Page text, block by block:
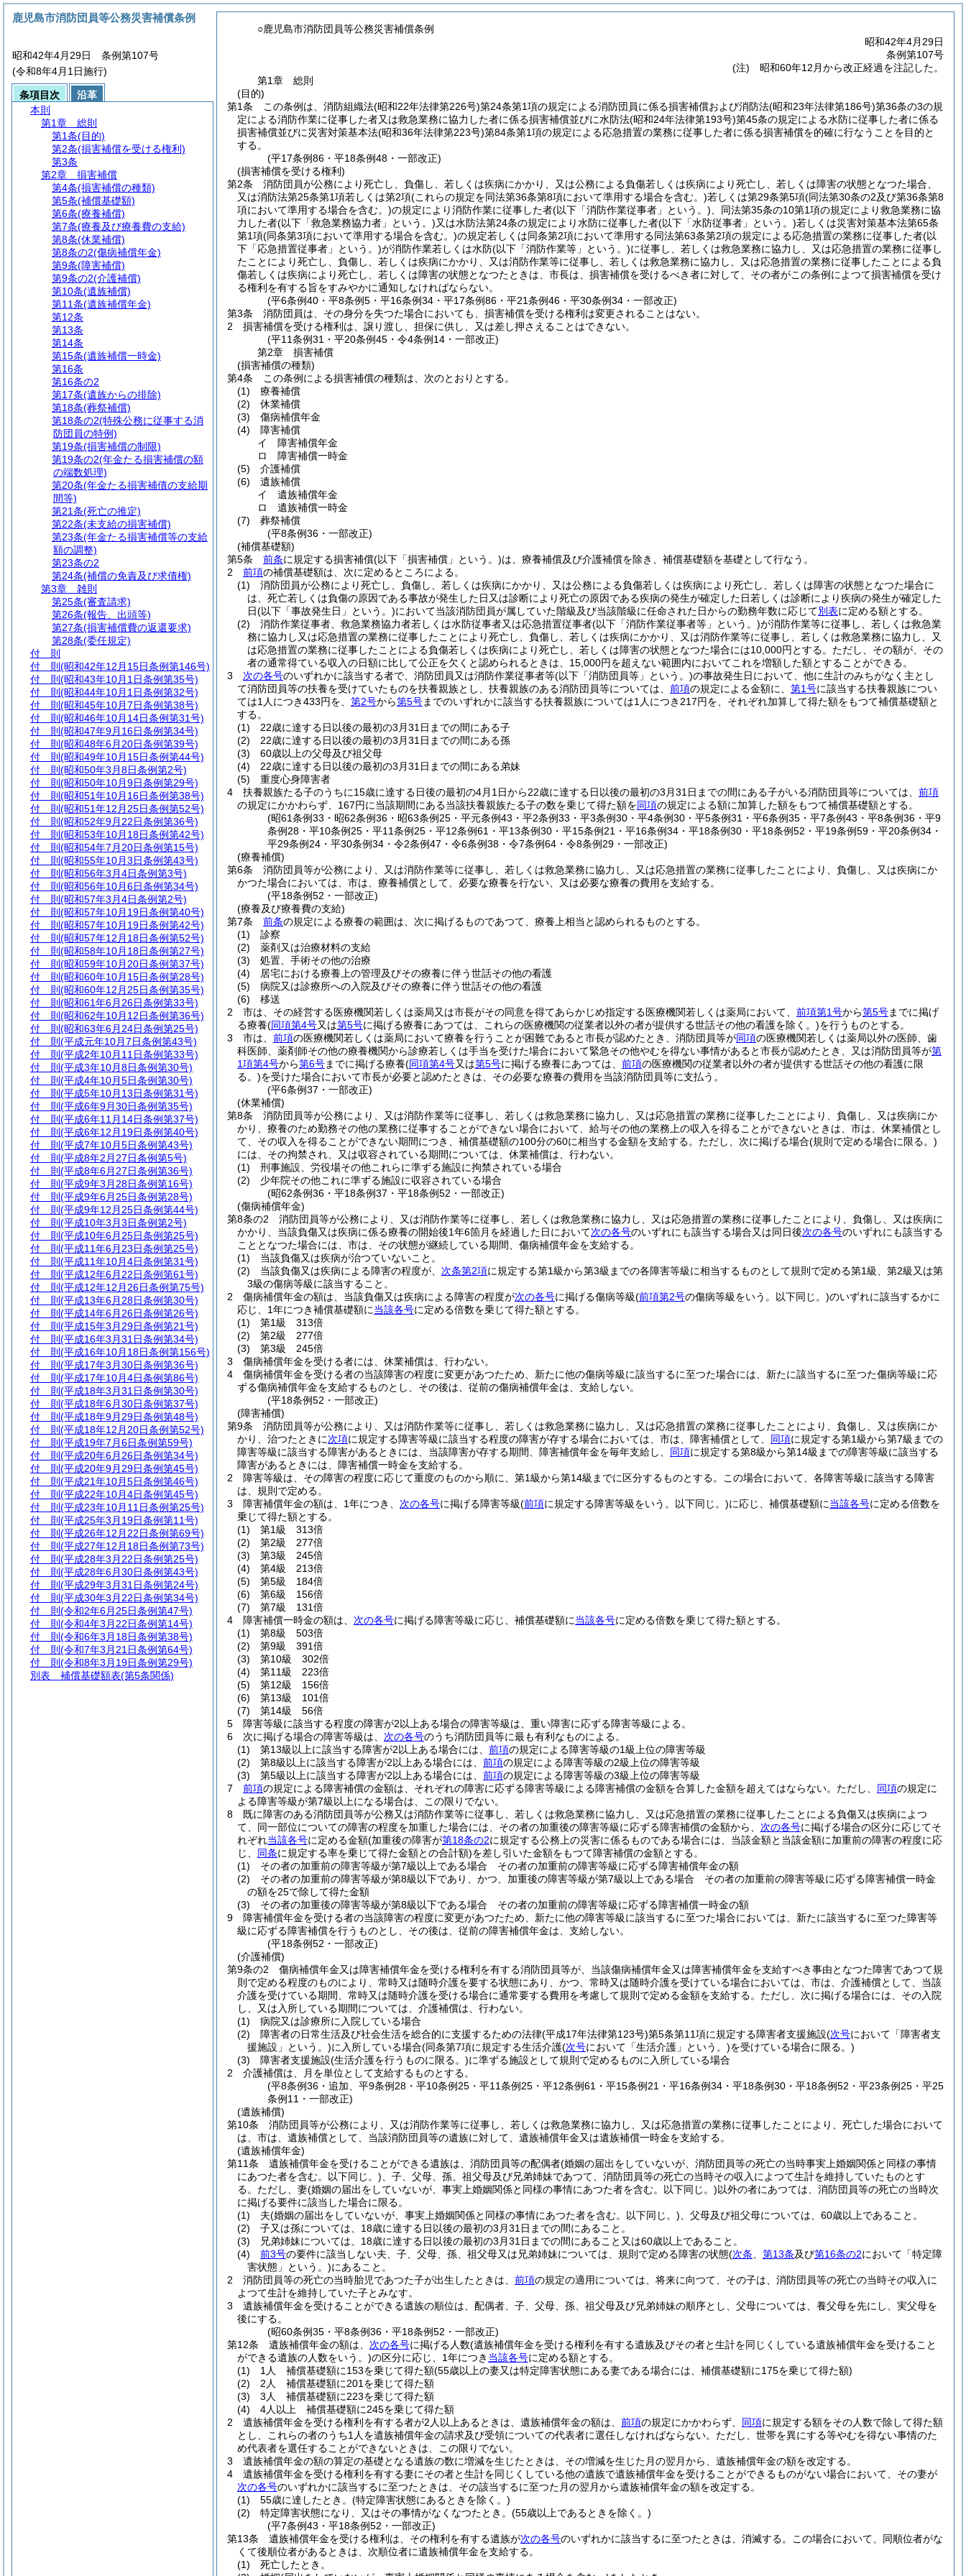
○鹿児島市消防団員等公務災害補償条例
昭和42年4月29日
条例第107号
(注) 昭和60年12月から改正経過を注記した。
第1章
総則
(目的)
第1条
この条例は、消防組織法(昭和22年法律第226号)第24条第1項の規定による消防団員に係る損害補償および消防法(昭和23年法律第186号)第36条の3の規
定による消防作業に従事した者又は救急業務に協力した者に係る損害補償並びに水防法(昭和24年法律第193号)第45条の規定による水防に従事した者に係る
損害補償並びに災害対策基本法(昭和36年法律第223号)第84条第1項の規定による応急措置の業務に従事した者に係る損害補償を的確に行なうことを目的と
する。
(平17条例86・平18条例48・一部改正)
(損害補償を受ける権利)
第2条
消防団員が公務により死亡し、負傷し、若しくは疾病にかかり、又は公務による負傷若しくは疾病により死亡し、若しくは障害の状態となつた場合、
又は消防法第25条第1項若しくは第2項(これらの規定を同法第36条第8項において準用する場合を含む。)若しくは第29条第5項(同法第30条の2及び第36条第8
項において準用する場合を含む。)の規定により消防作業に従事した者(以下「消防作業従事者」という。) 、同法第35条の10第1項の規定により救急業務に協
力した者(以下「救急業務協力者」という。)又は水防法第24条の規定により水防に従事した者(以下「水防従事者」という。)若しくは災害対策基本法第65条
第1項(同条第3項において準用する場合を含む。)の規定若しくは同条第2項において準用する同法第63条第2項の規定による応急措置の業務に従事した者(以
下「応急措置従事者」という。)が消防作業若しくは水防(以下「消防作業等」という。)に従事し、若しくは救急業務に協力し、又は応急措置の業務に従事し
たことにより死亡し、負傷し、若しくは疾病にかかり、又は消防作業等に従事し、若しくは救急業務に協力し、又は応急措置の業務に従事したことによる負
傷若しくは疾病により死亡し、若しくは障害の状態となつたときは、市長は、損害補償を受けるべき者に対して、その者がこの条例によつて損害補償を受け
る権利を有する旨をすみやかに通知しなければならない。
(平6条例40・平8条例5・平16条例34・平17条例86・平21条例46・平30条例34・一部改正)
第3条
消防団員は、その身分を失つた場合においても、損害補償を受ける権利は変更されることはない。
2
損害補償を受ける権利は、譲り渡し、担保に供し、又は差し押さえることはできない。
(平11条例31・平20条例45・令4条例14・一部改正)
第2章
損害補償
(損害補償の種類)
第4条
この条例による損害補償の種類は、次のとおりとする。
(1)
療養補償
(2)
休業補償
(3)
傷病補償年金
(4)
障害補償
イ 障害補償年金
ロ 障害補償一時金
(5)
介護補償
(6)
遺族補償
イ 遺族補償年金
ロ 遺族補償一時金
(7)
葬祭補償
(平8条例36・一部改正)
(補償基礎額)
第5条
前条に規定する損害補償(以下「損害補償」という。)は、療養補償及び介護補償を除き、補償基礎額を基礎として行なう。
2
前項の補償基礎額は、次に定めるところによる。
(1)
消防団員が公務により死亡し、負傷し、若しくは疾病にかかり、又は公務による負傷若しくは疾病により死亡し、若しくは障害の状態となつた場合に
は、死亡若しくは負傷の原因である事故が発生した日又は診断により死亡の原因である疾病の発生が確定した日若しくは診断により疾病の発生が確定した
日(以下「事故発生日」という。)において当該消防団員が属していた階級及び当該階級に任命された日からの勤務年数に応じて別表に定める額とする。
(2)
消防作業従事者、救急業務協力者若しくは水防従事者又は応急措置従事者(以下「消防作業従事者等」という。)が消防作業等に従事し、若しくは救急業
務に協力し又は応急措置の業務に従事したことにより死亡し、負傷し、若しくは疾病にかかり、又は消防作業等に従事し、若しくは救急業務に協力し、又
は応急措置の業務に従事したことによる負傷若しくは疾病により死亡し、若しくは障害の状態となつた場合には10,000円とする。 ただし、その額が、その
者の通常得ている収入の日額に比して公正を欠くと認められるときは、15,000円を超えない範囲内においてこれを増額した額とすることができる。
3
次の各号のいずれかに該当する者で、消防団員又は消防作業従事者等(以下「消防団員等」という。)の事故発生日において、他に生計のみちがなく主とし
て消防団員等の扶養を受けていたものを扶養親族とし、扶養親族のある消防団員等については、 前項の規定による金額に、 第1号に該当する扶養親族につい
ては1人につき433円を、 第2号から第5号までのいずれかに該当する扶養親族については1人につき217円を、それぞれ加算して得た額をもつて補償基礎額と
する。
(1)
22歳に達する日以後の最初の3月31日までの間にある子
(2)
22歳に達する日以後の最初の3月31日までの間にある孫
(3)
60歳以上の父母及び祖父母
(4)
22歳に達する日以後の最初の3月31日までの間にある弟妹
(5)
重度心身障害者
4
扶養親族たる子のうちに15歳に達する日後の最初の4月1日から22歳に達する日以後の最初の3月31日までの間にある子がいる消防団員等については、 前項
の規定にかかわらず、167円に当該期間にある当該扶養親族たる子の数を乗じて得た額を同項の規定による額に加算した額をもつて補償基礎額とする。
(昭61条例33・昭62条例36・昭63条例25・平元条例43・平2条例33・平3条例30・平4条例30・平5条例31・平6条例35・平7条例43・平8条例36・平9
条例28・平10条例25・平11条例25・平12条例61・平13条例30・平15条例21・平16条例34・平18条例30・平18条例52・平19条例59・平20条例34・
平29条例24・平30条例34・令2条例47・令6条例38・令7条例64・令8条例29・一部改正)
(療養補償)
第6条
消防団員等が公務により、又は消防作業等に従事し、若しくは救急業務に協力し、又は応急措置の業務に従事したことにより、負傷し、又は疾病にか
かつた場合においては、市は、療養補償として、必要な療養を行ない、又は必要な療養の費用を支給する。
(平18条例52・一部改正)
(療養及び療養費の支給)
第7条
前条の規定による療養の範囲は、次に掲げるものであつて、療養上相当と認められるものとする。
(1)
診察
(2)
薬剤又は治療材料の支給
(3)
処置、手術その他の治療
(4)
居宅における療養上の管理及びその療養に伴う世話その他の看護
(5)
病院又は診療所への入院及びその療養に伴う世話その他の看護
(6)
移送
2
市は、その経営する医療機関若しくは薬局又は市長がその同意を得てあらかじめ指定する医療機関若しくは薬局において、 前項第1号から第5号までに掲げ
る療養(同項第4号又は第5号に掲げる療養にあつては、これらの医療機関の従業者以外の者が提供する世話その他の看護を除く。)を行うものとする。
3
市は、 前項の医療機関若しくは薬局において療養を行うことが困難であると市長が認めたとき、消防団員等が同項の医療機関若しくは薬局以外の医師、歯
科医師、薬剤師その他の療養機関から診療若しくは手当を受けた場合において緊急その他やむを得ない事情があると市長が認めたとき、又は消防団員等が第
1項第4号から第6号までに掲げる療養(同項第4号又は第5号に掲げる療養にあつては、 前項の医療機関の従業者以外の者が提供する世話その他の看護に限
る。)を受けた場合において市長が必要と認めたときは、その必要な療養の費用を当該消防団員等に支払う。
(平6条例37・一部改正)
(休業補償)
第8条
消防団員等が公務により、又は消防作業等に従事し、若しくは救急業務に協力し、又は応急措置の業務に従事したことにより、負傷し、又は疾病にか
かり、療養のため勤務その他の業務に従事することができない場合において、給与その他の業務上の収入を得ることができないときは、市は、休業補償とし
て、その収入を得ることができない期間につき、補償基礎額の100分の60に相当する金額を支給する。 ただし、次に掲げる場合(規則で定める場合に限る。)
には、その拘禁され、又は収容されている期間については、休業補償は、行わない。
(1)
刑事施設、労役場その他これらに準ずる施設に拘禁されている場合
(2)
少年院その他これに準ずる施設に収容されている場合
(昭62条例36・平18条例37・平18条例52・一部改正)
(傷病補償年金)
第8条の2
消防団員等が公務により、又は消防作業等に従事し、若しくは救急業務に協力し、又は応急措置の業務に従事したことにより、負傷し、又は疾病に
かかり、当該負傷又は疾病に係る療養の開始後1年6箇月を経過した日において次の各号のいずれにも該当する場合又は同日後次の各号のいずれにも該当する
こととなつた場合には、市は、その状態が継続している期間、傷病補償年金を支給する。
(1)
当該負傷又は疾病が治つていないこと。
(2)
当該負傷又は疾病による障害の程度が、 次条第2項に規定する第1級から第3級までの各障害等級に相当するものとして規則で定める第1級、第2級又は第
3級の傷病等級に該当すること。
2
傷病補償年金の額は、当該負傷又は疾病による障害の程度が次の各号に掲げる傷病等級(前項第2号の傷病等級をいう。以下同じ。)のいずれに該当するかに
応じ、1年につき補償基礎額に当該各号に定める倍数を乗じて得た額とする。
(1)
第1級 313倍
(2)
第2級 277倍
(3)
第3級 245倍
3
傷病補償年金を受ける者には、休業補償は、行わない。
4
傷病補償年金を受ける者の当該障害の程度に変更があつたため、新たに他の傷病等級に該当するに至つた場合には、新たに該当するに至つた傷病等級に応
ずる傷病補償年金を支給するものとし、その後は、従前の傷病補償年金は、支給しない。
(平18条例52・一部改正)
(障害補償)
第9条
消防団員等が公務により、又は消防作業等に従事し、若しくは救急業務に協力し、又は応急措置の業務に従事したことにより、負傷し、又は疾病にか
かり、治つたときに次項に規定する障害等級に該当する程度の障害が存する場合においては、市は、障害補償として、 同項に規定する第1級から第7級までの
障害等級に該当する障害があるときには、当該障害が存する期間、障害補償年金を毎年支給し、 同項に規定する第8級から第14級までの障害等級に該当する
障害があるときには、障害補償一時金を支給する。
2
障害等級は、その障害の程度に応じて重度のものから順に、第1級から第14級までに区分するものとする。
この場合において、各障害等級に該当する障害
は、規則で定める。
3
障害補償年金の額は、1年につき、 次の各号に掲げる障害等級(前項に規定する障害等級をいう。以下同じ。)に応じ、補償基礎額に当該各号に定める倍数を
乗じて得た額とする。
(1)
第1級 313倍
(2)
第2級 277倍
(3)
第3級 245倍
(4)
第4級 213倍
(5)
第5級 184倍
(6)
第6級 156倍
(7)
第7級 131倍
4
障害補償一時金の額は、 次の各号に掲げる障害等級に応じ、補償基礎額に当該各号に定める倍数を乗じて得た額とする。
(1)
第8級 503倍
(2)
第9級 391倍
(3)
第10級 302倍
(4)
第11級 223倍
(5)
第12級 156倍
(6)
第13級 101倍
(7)
第14級 56倍
5
障害等級に該当する程度の障害が2以上ある場合の障害等級は、重い障害に応ずる障害等級による。
6
次に掲げる場合の障害等級は、 次の各号のうち消防団員等に最も有利なものによる。
(1)
第13級以上に該当する障害が2以上ある場合には、 前項の規定による障害等級の1級上位の障害等級
(2)
第8級以上に該当する障害が2以上ある場合には、 前項の規定による障害等級の2級上位の障害等級
(3)
第5級以上に該当する障害が2以上ある場合には、 前項の規定による障害等級の3級上位の障害等級
7
前項の規定による障害補償の金額は、それぞれの障害に応ずる障害等級による障害補償の金額を合算した金額を超えてはならない。 ただし、 同項の規定に
よる障害等級が第7級以上になる場合は、この限りでない。
8
既に障害のある消防団員等が公務又は消防作業等に従事し、若しくは救急業務に協力し、又は応急措置の業務に従事したことによる負傷又は疾病によつ
て、同一部位についての障害の程度を加重した場合には、その者の加重後の障害等級に応ずる障害補償の金額から、 次の各号に掲げる場合の区分に応じてそ
れぞれ当該各号に定める金額(加重後の障害が第18条の2に規定する公務上の災害に係るものである場合には、当該金額と当該金額に加重前の障害の程度に応
じ、 同条に規定する率を乗じて得た金額との合計額)を差し引いた金額をもつて障害補償の金額とする。
(1)
その者の加重前の障害等級が第7級以上である場合 その者の加重前の障害等級に応ずる障害補償年金の額
(2)
その者の加重前の障害等級が第8級以下であり、かつ、加重後の障害等級が第7級以上である場合 その者の加重前の障害等級に応ずる障害補償一時金
の額を25で除して得た金額
(3)
その者の加重後の障害等級が第8級以下である場合 その者の加重前の障害等級に応ずる障害補償一時金の額
9
障害補償年金を受ける者の当該障害の程度に変更があつたため、新たに他の障害等級に該当するに至つた場合においては、新たに該当するに至つた障害等
級に応ずる障害補償を行うものとし、その後は、従前の障害補償年金は、支給しない。
(平18条例52・一部改正)
(介護補償)
第9条の2
傷病補償年金又は障害補償年金を受ける権利を有する消防団員等が、当該傷病補償年金又は障害補償年金を支給すべき事由となつた障害であつて規
則で定める程度のものにより、常時又は随時介護を要する状態にあり、かつ、常時又は随時介護を受けている場合においては、市は、介護補償として、当該
介護を受けている期間、常時又は随時介護を受ける場合に通常要する費用を考慮して規則で定める金額を支給する。 ただし、次に掲げる場合には、その入院
し、又は入所している期間については、介護補償は、行わない。
(1)
病院又は診療所に入院している場合
(2)
障害者の日常生活及び社会生活を総合的に支援するための法律(平成17年法律第123号)第5条第11項に規定する障害者支援施設(次号において「障害者支
援施設」という。)に入所している場合(同条第7項に規定する生活介護(次号において「生活介護」という。)を受けている場合に限る。)
(3)
障害者支援施設(生活介護を行うものに限る。)に準ずる施設として規則で定めるものに入所している場合
2
介護補償は、月を単位として支給するものとする。
(平8条例36・追加、平9条例28・平10条例25・平11条例25・平12条例61・平15条例21・平16条例34・平18条例30・平18条例52・平23条例25・平25
条例11・一部改正)
(遺族補償)
第10条
消防団員等が公務により、又は消防作業等に従事し、若しくは救急業務に協力し、又は応急措置の業務に従事したことにより、死亡した場合において
は、市は、遺族補償として、当該消防団員等の遺族に対して、遺族補償年金又は遺族補償一時金を支給する。
(遺族補償年金)
第11条
遺族補償年金を受けることができる遺族は、消防団員等の配偶者(婚姻の届出をしていないが、消防団員等の死亡の当時事実上婚姻関係と同様の事情
にあつた者を含む。以下同じ。) 、子、父母、孫、祖父母及び兄弟姉妹であつて、消防団員等の死亡の当時その収入によつて生計を維持していたものとす
る。 ただし、妻(婚姻の届出をしていないが、事実上婚姻関係と同様の事情にあつた者を含む。以下同じ。)以外の者にあつては、消防団員等の死亡の当時次
に掲げる要件に該当した場合に限る。
(1)
夫(婚姻の届出をしていないが、事実上婚姻関係と同様の事情にあつた者を含む。以下同じ。) 、父母及び祖父母については、60歳以上であること。
(2)
子又は孫については、18歳に達する日以後の最初の3月31日までの間にあること。
(3)
兄弟姉妹については、18歳に達する日以後の最初の3月31日までの間にあること又は60歳以上であること。
(4)
前3号の要件に該当しない夫、子、父母、孫、祖父母又は兄弟姉妹については、規則で定める障害の状態(次条 第13条及び第16条の2において「特定障
害状態」という。)にあること。
2
消防団員等の死亡の当時胎児であつた子が出生したときは、 前項の規定の適用については、将来に向つて、その子は、消防団員等の死亡の当時その収入に
よつて生計を維持していた子とみなす。
3
遺族補償年金を受けることができる遺族の順位は、配偶者、子、父母、孫、祖父母及び兄弟姉妹の順序とし、父母については、養父母を先にし、実父母を
後にする。
(昭60条例35・平8条例36・平18条例52・一部改正)
第12条
遺族補償年金の額は、 次の各号に掲げる人数(遺族補償年金を受ける権利を有する遺族及びその者と生計を同じくしている遺族補償年金を受けること
ができる遺族の人数をいう。)の区分に応じ、1年につき 当該各号に定める額とする。
(1)
1人 補償基礎額に153を乗じて得た額(55歳以上の妻又は特定障害状態にある妻である場合には、補償基礎額に175を乗じて得た額)
(2)
2人 補償基礎額に201を乗じて得た額
(3)
3人 補償基礎額に223を乗じて得た額
(4)
4人以上 補償基礎額に245を乗じて得た額
2
遺族補償年金を受ける権利を有する者が2人以上あるときは、遺族補償年金の額は、 前項の規定にかかわらず、 同項に規定する額をその人数で除して得た額
とし、これらの者のうち1人を遺族補償年金の請求及び受領についての代表者に選任しなければならない。 ただし、世帯を異にする等やむを得ない事情のた
め代表者を選任することができないときは、この限りでない。
3
遺族補償年金の額の算定の基礎となる遺族の数に増減を生じたときは、その増減を生じた月の翌月から、遺族補償年金の額を改定する。
4
遺族補償年金を受ける権利を有する妻にその者と生計を同じくしている他の遺族で遺族補償年金を受けることができるものがない場合において、その妻が
次の各号のいずれかに該当するに至つたときは、その該当するに至つた月の翌月から遺族補償年金の額を改定する。
(1)
55歳に達したとき。 (特定障害状態にあるときを除く。)
(2)
特定障害状態になり、又はその事情がなくなつたとき。 (55歳以上であるときを除く。)
(平7条例43・平18条例52・一部改正)
第13条
遺族補償年金を受ける権利は、その権利を有する遺族が次の各号のいずれかに該当するに至つたときは、消滅する。
この場合において、同順位者がな
くて後順位者があるときは、次順位者に遺族補償年金を支給する。
(1)
死亡したとき。
鹿児島市消防団員等公務災害補償条例
昭和42年4月29日 条例第107号
(令和8年4月1日施行)
条項目次
沿革
本則
第1章
総則
第1条(目的)
第2条(損害補償を受ける権利)
第3条
第2章
損害補償
第4条(損害補償の種類)
第5条(補償基礎額)
第6条(療養補償)
第7条(療養及び療養費の支給)
第8条(休業補償)
第8条の2(傷病補償年金)
第9条(障害補償)
第9条の2(介護補償)
第10条(遺族補償)
第11条(遺族補償年金)
第12条
第13条
第14条
第15条(遺族補償一時金)
第16条
第16条の2
第17条(遺族からの排除)
第18条(葬祭補償)
第18条の2(特殊公務に従事する消
防団員の特例)
第19条(損害補償の制限)
第19条の2(年金たる損害補償の額
の端数処理)
第20条(年金たる損害補債の支給期
間等)
第21条(死亡の推定)
第22条(未支給の損害補償)
第23条(年金たる損害補償等の支給
額の調整)
第23条の2
第24条(補償の免責及び求債権)
第3章
雑則
第25条(審査請求)
第26条(報告、出頭等)
第27条(損害補償費の返還要求)
第28条(委任規定)
付 則
付 則 (昭和42年12月15日条例第146号)
付 則 (昭和43年10月1日条例第35号)
付 則 (昭和44年10月1日条例第32号)
付 則 (昭和45年10月7日条例第38号)
付 則 (昭和46年10月14日条例第31号)
付 則 (昭和47年9月16日条例第34号)
付 則 (昭和48年6月20日条例第39号)
付 則 (昭和49年10月15日条例第44号)
付 則 (昭和50年3月8日条例第2号)
付 則 (昭和50年10月9日条例第29号)
付 則 (昭和51年10月16日条例第38号)
付 則 (昭和51年12月25日条例第52号)
付 則 (昭和52年9月22日条例第36号)
付 則 (昭和53年10月18日条例第42号)
付 則 (昭和54年7月20日条例第15号)
付 則 (昭和55年10月3日条例第43号)
付 則 (昭和56年3月4日条例第3号)
付 則 (昭和56年10月6日条例第34号)
付 則 (昭和57年3月4日条例第2号)
付 則 (昭和57年10月19日条例第40号)
付 則 (昭和57年10月19日条例第42号)
付 則 (昭和57年12月18日条例第52号)
付 則 (昭和58年10月18日条例第27号)
付 則 (昭和59年10月20日条例第37号)
付 則 (昭和60年10月15日条例第28号)
付 則 (昭和60年12月25日条例第35号)
付 則 (昭和61年6月26日条例第33号)
付 則 (昭和62年10月12日条例第36号)
付 則 (昭和63年6月24日条例第25号)
付 則 (平成元年10月7日条例第43号)
付 則 (平成2年10月11日条例第33号)
付 則 (平成3年10月8日条例第30号)
付 則 (平成4年10月5日条例第30号)
付 則 (平成5年10月13日条例第31号)
付 則 (平成6年9月30日条例第35号)
付 則 (平成6年11月14日条例第37号)
付 則 (平成6年12月19日条例第40号)
付 則 (平成7年10月5日条例第43号)
付 則 (平成8年2月27日条例第5号)
付 則 (平成8年6月27日条例第36号)
付 則 (平成9年3月28日条例第16号)
付 則 (平成9年6月25日条例第28号)
付 則 (平成9年12月25日条例第44号)
付 則 (平成10年3月3日条例第2号)
付 則 (平成10年6月25日条例第25号)
付 則 (平成11年6月23日条例第25号)
付 則 (平成11年10月4日条例第31号)
付 則 (平成12年6月22日条例第61号)
付 則 (平成12年12月26日条例第75号)
付 則 (平成13年6月28日条例第30号)
付 則 (平成14年6月26日条例第26号)
付 則 (平成15年3月29日条例第21号)
付 則 (平成16年3月31日条例第34号)
付 則 (平成16年10月18日条例第156号)
付 則 (平成17年3月30日条例第36号)
付 則 (平成17年10月4日条例第86号)
付 則 (平成18年3月31日条例第30号)
付 則 (平成18年6月30日条例第37号)
付 則 (平成18年9月29日条例第48号)
付 則 (平成18年12月20日条例第52号)
付 則 (平成19年7月6日条例第59号)
付 則 (平成20年6月26日条例第34号)
付 則 (平成20年9月29日条例第45号)
付 則 (平成21年10月5日条例第46号)
付 則 (平成22年10月4日条例第45号)
付 則 (平成23年10月11日条例第25号)
付 則 (平成25年3月19日条例第11号)
付 則 (平成26年12月22日条例第69号)
付 則 (平成27年12月18日条例第73号)
付 則 (平成28年3月22日条例第25号)
付 則 (平成28年6月30日条例第43号)
付 則 (平成29年3月31日条例第24号)
付 則 (平成30年3月22日条例第34号)
付 則 (令和2年6月25日条例第47号)
付 則 (令和4年3月22日条例第14号)
付 則 (令和6年3月18日条例第38号)
付 則 (令和7年3月21日条例第64号)
付 則 (令和8年3月19日条例第29号)
別表 補償基礎額表(第5条関係)